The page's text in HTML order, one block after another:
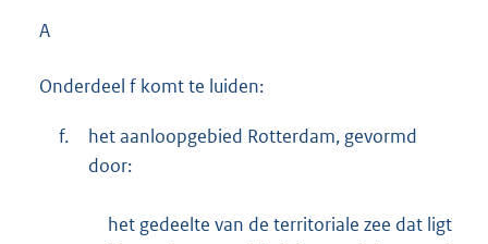
A
Onderdeel f komt te luiden:
f.
het aanloopgebied Rotterdam, gevormd
door:
het gedeelte van de territoriale zee dat ligt